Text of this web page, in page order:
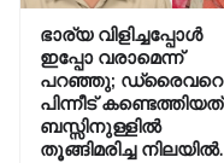
ഭാര്യ വിളിച്ചപ്പോള്‍
ഇപ്പോ വരാമെന്ന്
പറഞ്ഞു; ഡ്രൈവറെ
പിന്നീട് കണ്ടെത്തിയത്
ബസ്സിനുള്ളില്‍
തൂങ്ങിമരിച്ച നിലയിൽ.